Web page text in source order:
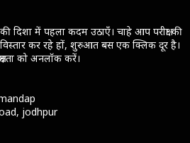
दिशा में पहला कदम उठाएँ। चाहे आप परीक्षा की
विस्तार कर रहे हों, शुरुआत बस एक क्लिक दूर है।
को अनलॉक करें।
jodhpur